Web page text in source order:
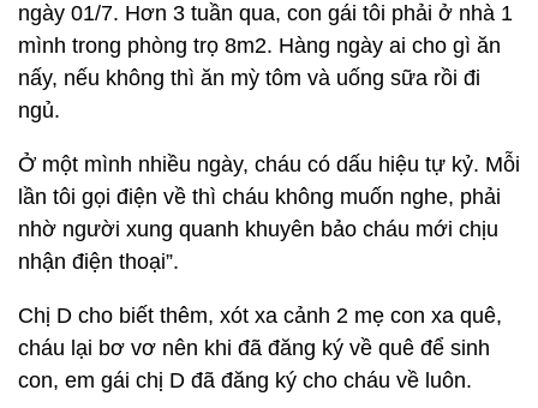
ngày 01/7. Hơn 3 tuần qua, con gái tôi phải ở nhà 1
mình trong phòng trọ 8m2. Hàng ngày ai cho gì ăn
nấy, nếu không thì ăn mỳ tôm và uống sữa rồi đi
ngủ.
Ở một mình nhiều ngày, cháu có dấu hiệu tự kỷ. Mỗi
lần tôi gọi điện về thì cháu không muốn nghe, phải
nhờ người xung quanh khuyên bảo cháu mới chịu
nhận điện thoại”.
Chị D cho biết thêm, xót xa cảnh 2 mẹ con xa quê,
cháu lại bơ vơ nên khi đã đăng ký về quê để sinh
con, em gái chị D đã đăng ký cho cháu về luôn.